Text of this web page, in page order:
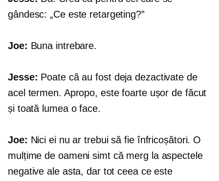
gândesc: „Ce este retargeting?”
Joe: Buna intrebare.
Jesse: Poate că au fost deja dezactivate de
acel termen. Apropo, este foarte ușor de făcut
și toată lumea o face.
Joe: Nici ei nu ar trebui să fie înfricoșători. O
mulțime de oameni simt că merg la aspectele
negative ale asta, dar tot ceea ce este